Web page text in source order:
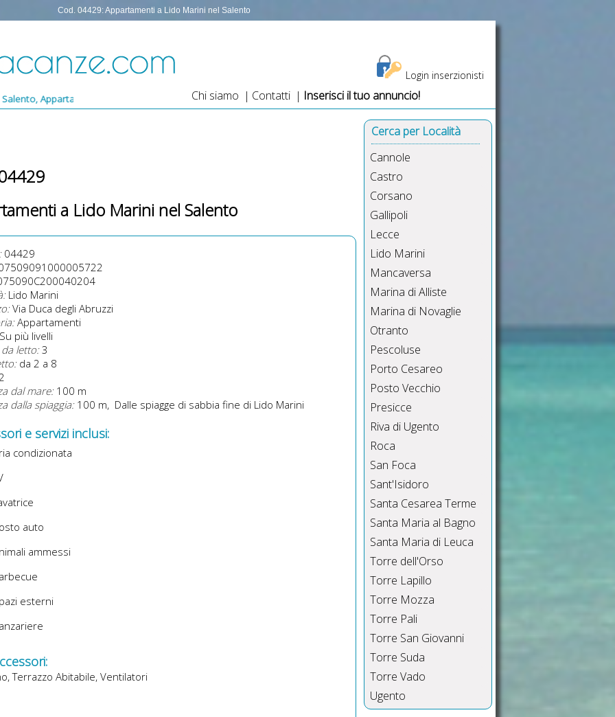
Cod. 04429: Appartamenti a Lido Marini nel Salento
Login inserzionisti
Chi siamo | Contatti | Inserisci il tuo annuncio!
per vacanze a Lido Marini, Appartamenti Lido Marini a 100 metri dal mare, salento vacanze
a Lido Marini nel Salento
04429
Lido Marini
Via Duca degli Abruzzi
Appartamenti
più livelli
letto:3
da 2 a 8
dal mare:100 m
dalla spiaggia:100 m, Dalle spiagge di sabbia fine di Lido Marini
e servizi inclusi:
condizionata
auto
ammessi
esterni
Terrazzo Abitabile, Ventilatori
Cerca per Località
Cannole
Castro
Corsano
Gallipoli
Lecce
Lido Marini
Mancaversa
Marina di Alliste
Marina di Novaglie
Otranto
Pescoluse
Porto Cesareo
Posto Vecchio
Presicce
Riva di Ugento
Roca
San Foca
Sant'Isidoro
Santa Cesarea Terme
Santa Maria al Bagno
Santa Maria di Leuca
Torre dell'Orso
Torre Lapillo
Torre Mozza
Torre Pali
Torre San Giovanni
Torre Suda
Torre Vado
Ugento